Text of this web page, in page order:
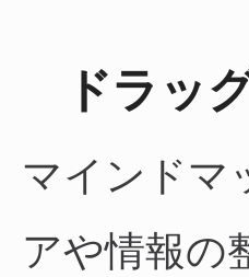
ドラッ
マインドマ
アや情報の